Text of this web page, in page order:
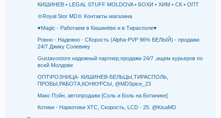
КИШИНЕВ • LEGAL STUFF MOLDOVA • БОХИ • ХИМ • СК • ОПТ
♔Royal Stor MD♔ Kонтакты магазина
♥Мagiс - Работаем в Кишинёве и в Тирасполе♥
Ровно - Надежно - CКорость (Alpha-PVP 96% БЕЛЫЙ) - продажи
24/7 Джику Солевику
Gustavostore надежный партнер,продажи 24/7 ,ищем курьеров по
всей Молдове
ОПТ\РОЗНИЦА- КИШИНЕВ-БЕЛЬЦЫ,ТИРАСПОЛЬ,
ПРОБЫ,РАБОТА,КОНКУРСЫ, @MDSpice_23
Макс Пэйн, автопродажи [Соль и Боль на Ботанике]
Котики - Наркотики XTC, Скорость, LCD - 25. @KisaMD